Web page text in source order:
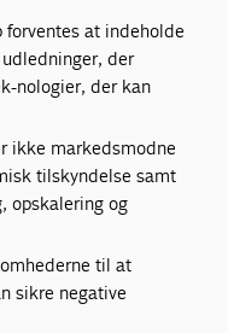
at indeholde
der
nologier, der kan
ikke markedsmodne
tilskyndelse samt
opskalering og
til at
sikre negative